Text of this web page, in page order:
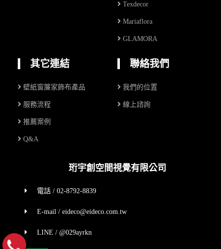
Texdecor
Mariaflora
GLAMORA
其它連結
壁紙窗簾家飾布產品
服務流程
推薦案例
Q&A
聯絡我們
我們的位置
線上諮詢
珩宇創空間視覺有限公司
電話 / 02-8792-8839
E-mail / eideco@eideco.com.tw
LINE / @029ayrkn